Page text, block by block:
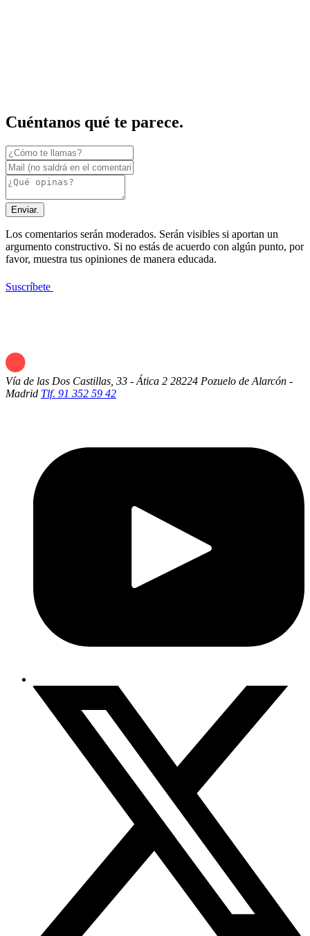
Cuéntanos qué te parece.
Enviar.
Los comentarios serán moderados. Serán visibles si aportan un
argumento constructivo. Si no estás de acuerdo con algún punto, por
favor, muestra tus opiniones de manera educada.
Suscríbete
Vía de las Dos Castillas, 33 - Ática 2 28224 Pozuelo de Alarcón -
Madrid Tlf. 91 352 59 42